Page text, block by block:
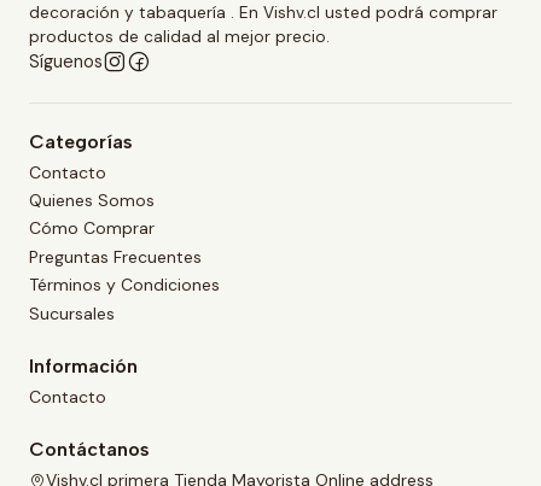
decoración y tabaquería . En Vishv.cl usted podrá comprar
productos de calidad al mejor precio.
Síguenos
Categorías
Contacto
Quienes Somos
Cómo Comprar
Preguntas Frecuentes
Términos y Condiciones
Sucursales
Información
Contacto
Contáctanos
Vishv.cl primera Tienda Mayorista Online address